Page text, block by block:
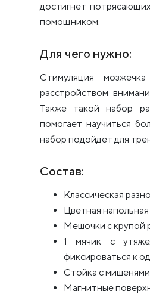
достигнет
помощником.
Для чего нужно:
Стимуляция
расстройством
Также такой набор
помогает научиться
набор подойдет для
Состав:
Классическая
Цветная
Мешочки с крупой
1 мячик с
фиксироваться к
Стойка с
Магнитные